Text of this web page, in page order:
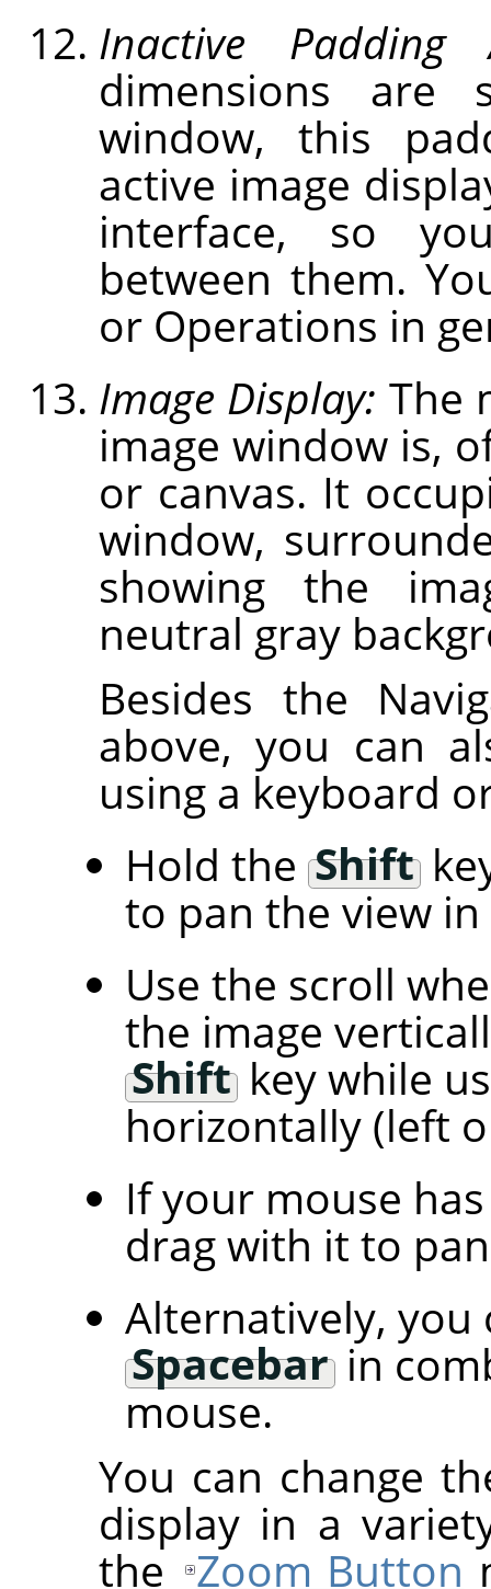
Inactive Padding
dimensions are
window, this
active image
interface, so
between them.
or Operations in
Image Display: The
image window is,
or canvas. It
window,
showing the
neutral gray
Besides the
above, you can
using a keyboard
Hold the Shift
to pan the view
Use the scroll
the image
Shiftkey while
horizontally (left
If your mouse
drag with it to
Alternatively, you
Spacebarin
mouse.
You can change
display in a
the Zoom Button